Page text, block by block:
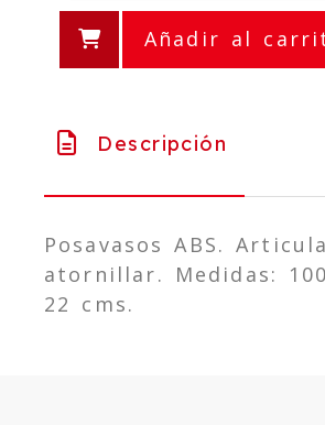
Añadir al
Descripción
Posavasos ABS.
atornillar. Medidas:
22 cms.